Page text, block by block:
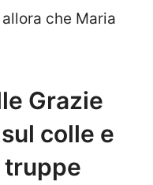
che Maria
Grazie
colle e
truppe